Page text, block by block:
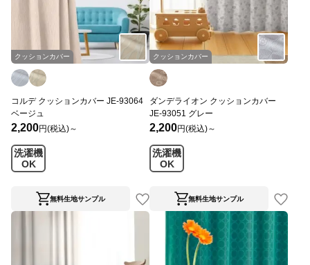
クッションカバー
コルデ クッションカバー JE-93064
ベージュ
2,200円(税込)～
洗濯機
OK
無料生地サンプル
クッションカバー
ダンデライオン クッションカバー
JE-93051 グレー
2,200円(税込)～
洗濯機
OK
無料生地サンプル